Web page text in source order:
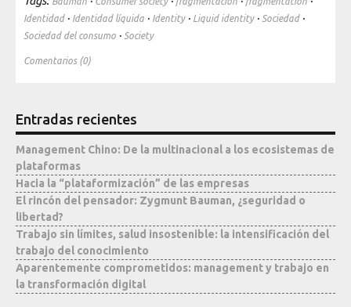
Blog: Organización, Trabajo y Salud
Blog: Sociedad, Innovación y Salud
Blog: Internacional, Sectores y Salud
Publicaciones
Publicaciones: Organización, Trabajo y Salud
Publicaciones: Sociedad, Innovación y Salud
Publicaciones: Internacional, Sectores y Salud
Mediateca
Identidad· Identidad líquida · Identity· Liquid identity· Sociedad·
Sociedad del consumo · Society
Comentarios (0)
Entradas recientes
Management Chino: De la multinacional a los ecosistemas de
plataformas
Hacia la “plataformización” de las empresas
El rincón del pensador: Zygmunt Bauman, ¿seguridad o
libertad?
Trabajo sin límites, salud insostenible: la intensificación del
trabajo del conocimiento
Aparentemente comprometidos: management y trabajo en
la transformación digital